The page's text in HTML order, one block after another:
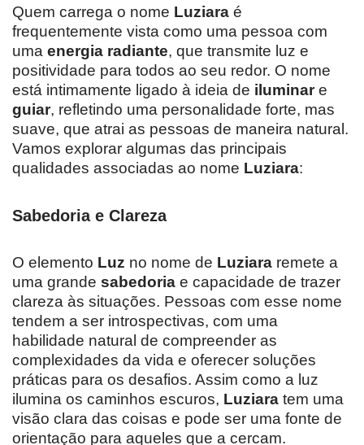
Quem carrega o nome Luziara é
frequentemente vista como uma pessoa com
uma energia radiante, que transmite luz e
positividade para todos ao seu redor. O nome
está intimamente ligado à ideia de iluminare
guiar, refletindo uma personalidade forte, mas
suave, que atrai as pessoas de maneira natural.
Vamos explorar algumas das principais
qualidades associadas ao nome Luziara:
Sabedoria e Clareza
O elemento Luz no nome de Luziara remete a
uma grande sabedoria e capacidade de trazer
clareza às situações. Pessoas com esse nome
tendem a ser introspectivas, com uma
habilidade natural de compreender as
complexidades da vida e oferecer soluções
práticas para os desafios. Assim como a luz
ilumina os caminhos escuros, Luziara tem uma
visão clara das coisas e pode ser uma fonte de
orientação para aqueles que a cercam.